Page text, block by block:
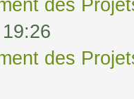
des
des